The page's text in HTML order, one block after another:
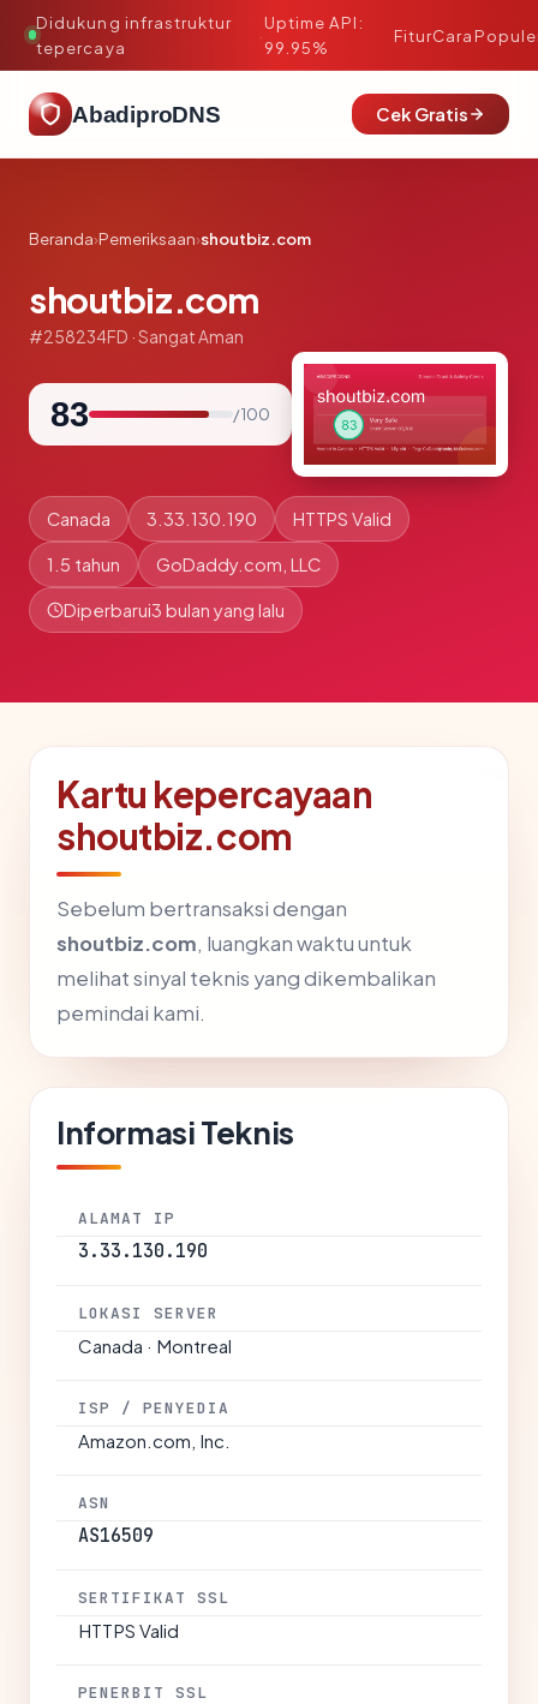
Didukung infrastruktur
tepercaya
·
Uptime API:
99.95%
FiturCara
AbadiproDNS Cek Gratis
Beranda›Pemeriksaan›shoutbiz.com
shoutbiz.com
#258234FD · Sangat Aman
83 / 100
Canada 3.33.130.190 HTTPS Valid
1.5 tahun GoDaddy.com, LLC
Diperbarui3 bulan yang lalu
Kartu kepercayaan
shoutbiz.com
Sebelum bertransaksi dengan
shoutbiz.com, luangkan waktu untuk
melihat sinyal teknis yang dikembalikan
pemindai kami.
Informasi Teknis
ALAMAT IP
3.33.130.190
LOKASI SERVER
Canada · Montreal
ISP / PENYEDIA
Amazon.com, Inc.
ASN
AS16509
SERTIFIKAT SSL
HTTPS Valid
PENERBIT SSL